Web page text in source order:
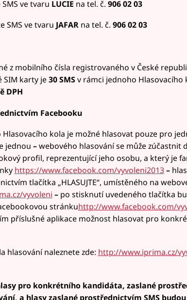
ve tvaru LUCIE na tel. č. 906 02 03
SMS ve tvaru JAFAR na tel. č. 906 02 03
z mobilního čísla registrovaného v České
SIM karty je30 SMSv rámci jednoho Hlasovacího
DPH
Facebooku
kola je možné hlasovat pouze pro
jednou –webového hlasování se může zúčastnit
profil, reprezentující jeho osobu, a který je
https://www.facebook.com/vyvoleni2013 –
tlačítka „HLASUJTE“, umístěného na
vyvoleni – po stisknutí uvedeného tlačítka
stránkuhttp://www.facebook.com/
příslušné aplikace možnost hlasovat pro
hlasování naleznete zde: http://www.iprima.cz/
pro konkrétního kandidáta, zaslané
a hlasy zaslané prostřednictvím SMS